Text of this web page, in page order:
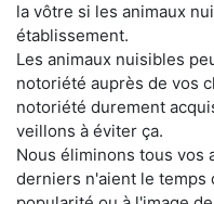
la vôtre si les animaux
établissement.
Les animaux nuisibles
notoriété auprès de vos
notoriété durement
veillons à éviter ça.
Nous éliminons tous vos
derniers n'aient le temps